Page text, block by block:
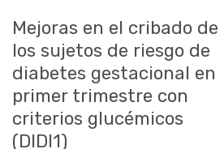
ACCESO PERSONAL
Mejoras en el cribado de
los sujetos de riesgo de
diabetes gestacional en
primer trimestre con
criterios glucémicos
(DIDI1)